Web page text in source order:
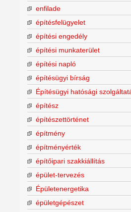
enfilade
építésfelügyelet
építési engedély
építési munkaterület
építési napló
építésügyi bírság
Építésügyi hatósági
építész
építészettörténet
építmény
építményérték
építőipari szakkiállítás
épület-tervezés
Épületenergetika
épületgépészet